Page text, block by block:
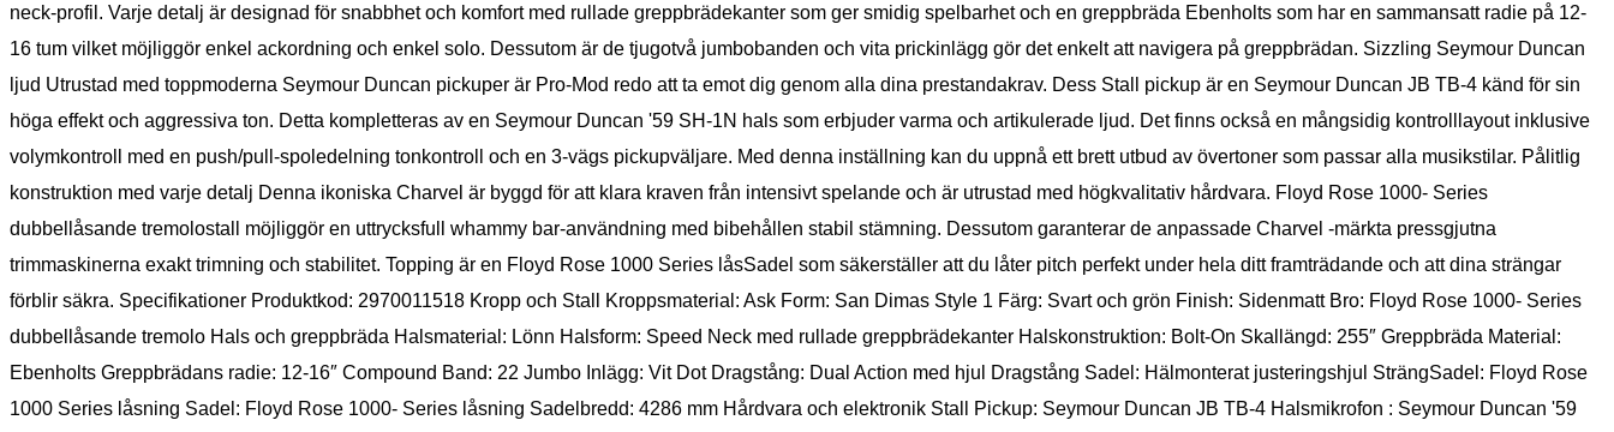
neck-profil. Varje detalj är designad för snabbhet och komfort med rullade greppbrädekanter som ger smidig spelbarhet och en greppbräda Ebenholts som har en sammansatt radie på 12-
16 tum vilket möjliggör enkel ackordning och enkel solo. Dessutom är de tjugotvå jumbobanden och vita prickinlägg gör det enkelt att navigera på greppbrädan. Sizzling Seymour Duncan
ljud Utrustad med toppmoderna Seymour Duncan pickuper är Pro-Mod redo att ta emot dig genom alla dina prestandakrav. Dess Stall pickup är en Seymour Duncan JB TB-4 känd för sin
höga effekt och aggressiva ton. Detta kompletteras av en Seymour Duncan '59 SH-1N hals som erbjuder varma och artikulerade ljud. Det finns också en mångsidig kontrolllayout inklusive
volymkontroll med en push/pull-spoledelning tonkontroll och en 3-vägs pickupväljare. Med denna inställning kan du uppnå ett brett utbud av övertoner som passar alla musikstilar. Pålitlig
konstruktion med varje detalj Denna ikoniska Charvel är byggd för att klara kraven från intensivt spelande och är utrustad med högkvalitativ hårdvara. Floyd Rose 1000- Series
dubbellåsande tremolostall möjliggör en uttrycksfull whammy bar-användning med bibehållen stabil stämning. Dessutom garanterar de anpassade Charvel -märkta pressgjutna
trimmaskinerna exakt trimning och stabilitet. Topping är en Floyd Rose 1000 Series låsSadel som säkerställer att du låter pitch perfekt under hela ditt framträdande och att dina strängar
förblir säkra. Specifikationer Produktkod: 2970011518 Kropp och Stall Kroppsmaterial: Ask Form: San Dimas Style 1 Färg: Svart och grön Finish: Sidenmatt Bro: Floyd Rose 1000- Series
dubbellåsande tremolo Hals och greppbräda Halsmaterial: Lönn Halsform: Speed Neck med rullade greppbrädekanter Halskonstruktion: Bolt-On Skallängd: 255″ Greppbräda Material:
Ebenholts Greppbrädans radie: 12-16″ Compound Band: 22 Jumbo Inlägg: Vit Dot Dragstång: Dual Action med hjul Dragstång Sadel: Hälmonterat justeringshjul SträngSadel: Floyd Rose
1000 Series låsning Sadel: Floyd Rose 1000- Series låsning Sadelbredd: 4286 mm Hårdvara och elektronik Stall Pickup: Seymour Duncan JB TB-4 Halsmikrofon : Seymour Duncan '59